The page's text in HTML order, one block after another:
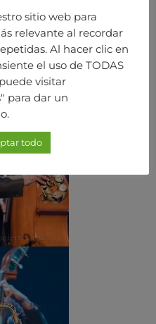
sitio web para
relevante al recordar
Al hacer clic en
el uso de TODAS
visitar
para dar un
todo